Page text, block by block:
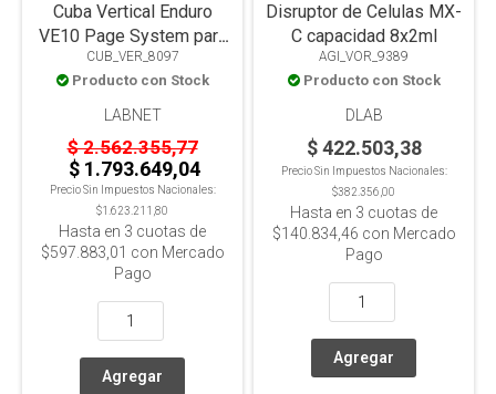
Cuba Vertical Enduro
VE10 Page System para
electroforesis
CUB_VER_8097
Producto con Stock
LABNET
$ 2.562.355,77
$ 1.793.649,04
Precio Sin Impuestos Nacionales:
$1.623.211,80
Hasta en 3 cuotas de
$597.883,01 con Mercado
Pago
Disruptor de Celulas MX-
C capacidad 8x2ml
AGI_VOR_9389
Producto con Stock
DLAB
$ 422.503,38
Precio Sin Impuestos Nacionales:
$382.356,00
Hasta en 3 cuotas de
$140.834,46 con Mercado
Pago